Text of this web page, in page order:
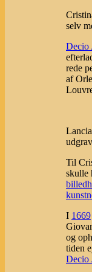
selv
Decio
rede
af
Til
skulle
I 1669
og
tiden
Decio